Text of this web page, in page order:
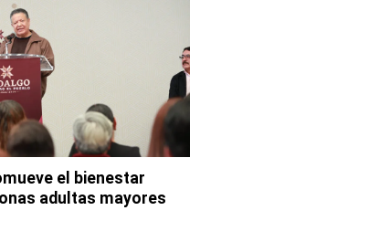
el bienestar
adultas mayores